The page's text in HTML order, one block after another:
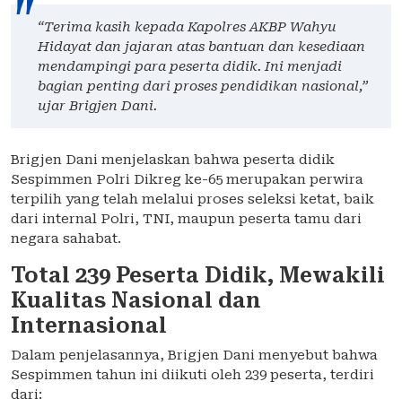
“Terima kasih kepada Kapolres AKBP Wahyu
Hidayat dan jajaran atas bantuan dan kesediaan
mendampingi para peserta didik. Ini menjadi
bagian penting dari proses pendidikan nasional,”
ujar Brigjen Dani.
Brigjen Dani menjelaskan bahwa peserta didik
Sespimmen Polri Dikreg ke-65 merupakan perwira
terpilih yang telah melalui proses seleksi ketat, baik
dari internal Polri, TNI, maupun peserta tamu dari
negara sahabat.
Total 239 Peserta Didik, Mewakili
Kualitas Nasional dan
Internasional
Dalam penjelasannya, Brigjen Dani menyebut bahwa
Sespimmen tahun ini diikuti oleh 239 peserta, terdiri
dari: